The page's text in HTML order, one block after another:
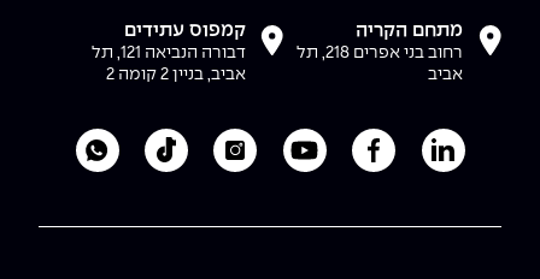
מתחם הקריה
רחוב בני אפרים 218, תל
אביב
קמפוס עתידים
דבורה הנביאה 121, תל
אביב, בניין 2 קומה 2
לעמוד הלינקדאין של מכללת אפקה
לעמוד הפייסבוק של מכללת אפקה
לעמוד היוטיוב של מכללת אפקה
לעמוד האינסטגרם של
לעמוד הטיקטוק
קורסים מקצועיים מותאמים לארגונים
לכל הקורסים
סמסטר ראשון בתיכון